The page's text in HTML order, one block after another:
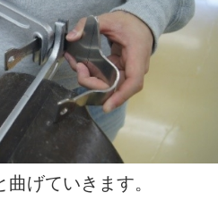
げていきます。